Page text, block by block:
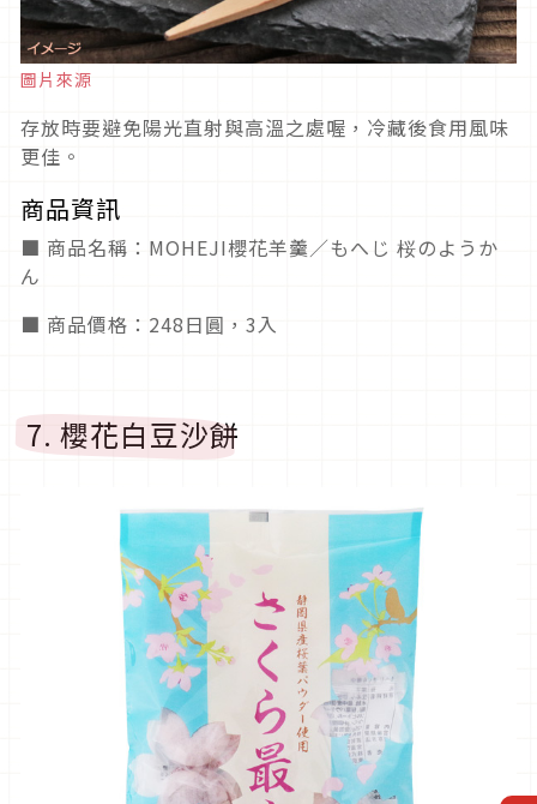
圖片來源
存放時要避免陽光直射與高溫之處喔，冷藏後食用風味
更佳。
商品資訊
■ 商品名稱：MOHEJI櫻花羊羹／もへじ 桜のようか
ん
■ 商品價格：248日圓，3入
7. 櫻花白豆沙餅